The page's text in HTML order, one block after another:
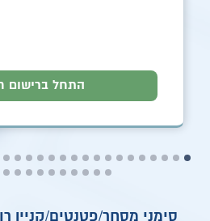
התחל ברישום
סימני מסחר/פטנטים/קניין